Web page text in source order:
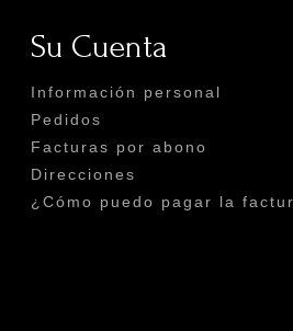
Su Cuenta
Información personal
Pedidos
Facturas por abono
Direcciones
¿Cómo puedo pagar la